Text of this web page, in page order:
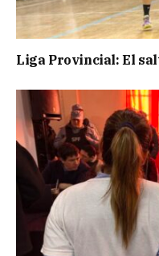
Liga Provincial: El